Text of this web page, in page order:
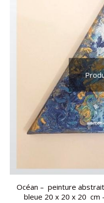
Océan – peinture
bleue 20 x 20 x 20 cm